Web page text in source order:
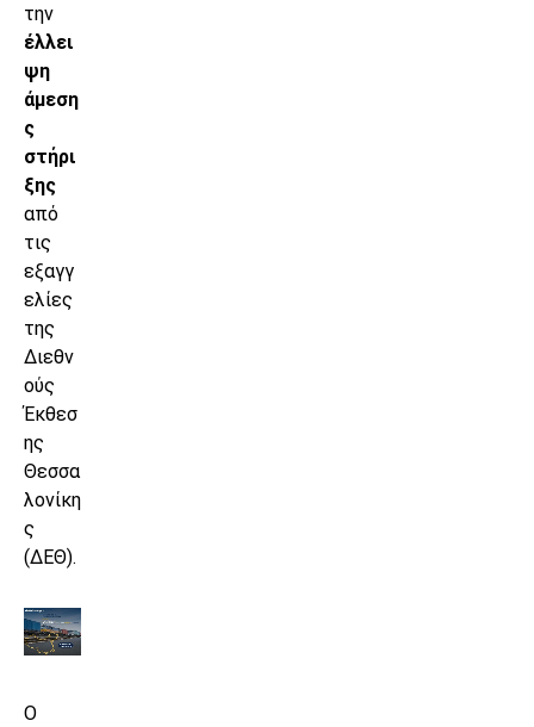
την
έλλει
ψη
άμεση
ς
στήρι
ξης
από
τις
εξαγγ
ελίες
της
Διεθν
ούς
Έκθεσ
ης
Θεσσα
λονίκη
ς
(ΔΕΘ).
Ο